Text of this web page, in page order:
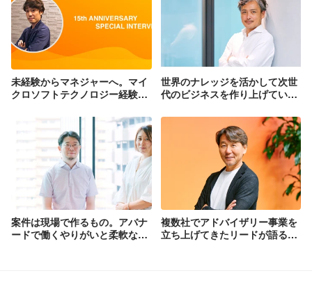
未経験からマネジャーへ。マイ
クロソフトテクノロジー経験が
ャリアがつくれるワケ
世界のナレッジを活かして次世
代のビジネスを作り上げてい
ラストラクチャーの統括が語る
アバナードの強さ
案件は現場で作るもの。アバナ
ードで働くやりがいと柔軟な働
複数社でアドバイザリー事業を
立ち上げてきたリードが語る、